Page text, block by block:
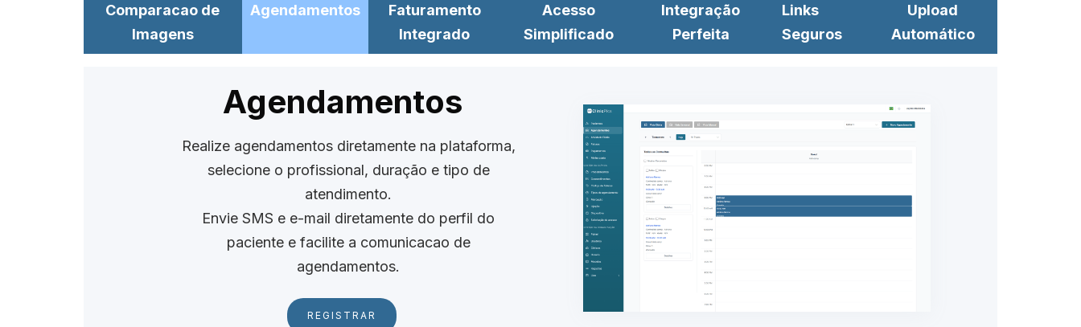
Comparacao de
Imagens
Agendamentos
Faturamento
Integrado
Acesso
Simplificado
Integração
Perfeita
Links
Seguros
Upload
Automático
Agendamentos
Realize agendamentos diretamente na plataforma,
selecione o profissional, duração e tipo de
atendimento.
Envie SMS e e-mail diretamente do perfil do
paciente e facilite a comunicacao de
agendamentos.
REGISTRAR